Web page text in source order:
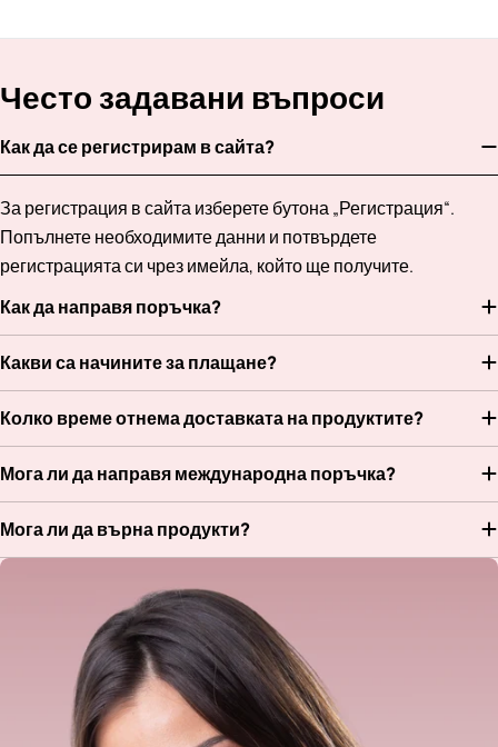
Често задавани въпроси
Как да се регистрирам в сайта?
За регистрация в сайта изберете бутона „Регистрация“.
Попълнете необходимите данни и потвърдете
регистрацията си чрез имейла, който ще получите.
Как да направя поръчка?
Какви са начините за плащане?
Колко време отнема доставката на продуктите?
Мога ли да направя международна поръчка?
Мога ли да върна продукти?